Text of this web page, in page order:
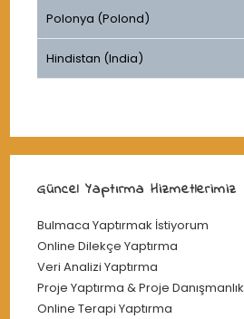
Polonya (Polond)
Hindistan (India)
Güncel Yaptırma Hizmetlerimiz
Bulmaca Yaptırmak İstiyorum
Online Dilekçe Yaptırma
Veri Analizi Yaptırma
Proje Yaptırma & Proje Danışmanlık
Online Terapi Yaptırma